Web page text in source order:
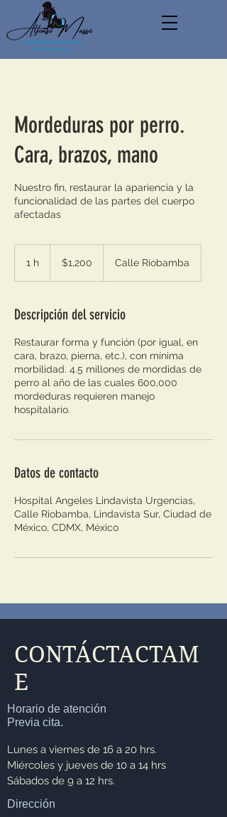
Mordeduras por perro.
Cara, brazos, mano
Nuestro fin, restaurar la apariencia y la
funcionalidad de las partes del cuerpo
afectadas
1 h
pesos
mexicanos
$1,200 Calle Riobamba
Descripción del servicio
Restaurar forma y función (por igual, en
cara, brazo, pierna, etc.), con mínima
morbilidad. 4.5 millones de mordidas de
perro al año de las cuales 600,000
mordeduras requieren manejo
hospitalario.
Datos de contacto
Hospital Angeles Lindavista Urgencias,
Calle Riobamba, Lindavista Sur, Ciudad de
México, CDMX, México
CONTÁCTACTAM
E
Horario de atención
Previa cita.
Lunes a viernes de 16 a 20 hrs.
Miércoles y jueves de 10 a 14 hrs
Sábados de 9 a 12 hrs.
Dirección